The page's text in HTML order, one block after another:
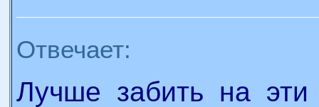
Отвечает:
Лучше забить на эти